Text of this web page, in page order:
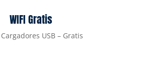
WIFI Gratis
USB – Gratis